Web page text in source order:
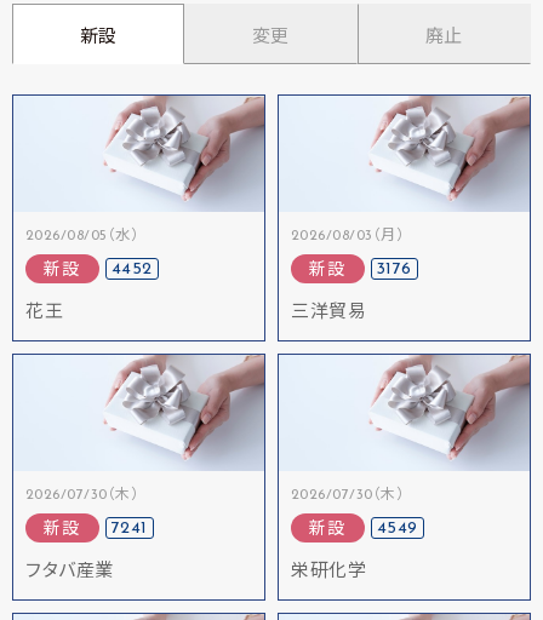
新設 変更 廃止
2026/08/05（水）
新設 4452
花王
2026/08/03（月）
新設 3176
三洋貿易
2026/07/30（木）
新設 7241
フタバ産業
2026/07/30（木）
新設 4549
栄研化学